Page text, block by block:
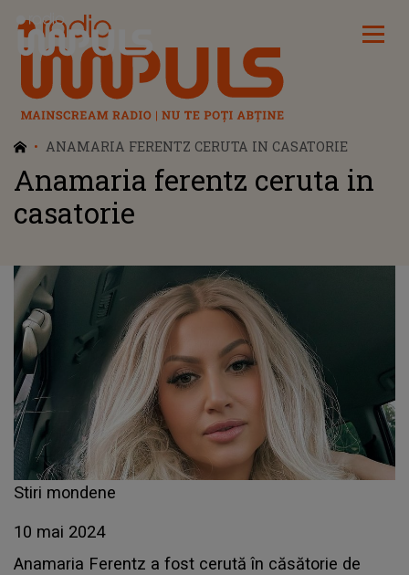
Radio Impuls
ANAMARIA FERENTZ CERUTA IN CASATORIE
Anamaria ferentz ceruta in
casatorie
Stiri mondene
10 mai 2024
Anamaria Ferentz a fost cerută în căsătorie de